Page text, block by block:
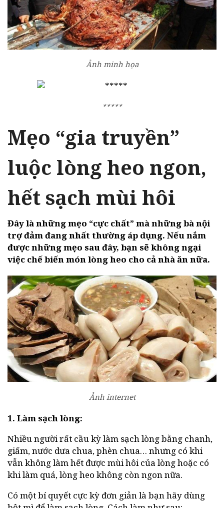
Ảnh minh họa
*****
Mẹo “gia truyền”
luộc lòng heo ngon,
hết sạch mùi hôi
Đây là những mẹo “cực chất” mà những bà nội
trợ đảm đang nhất thường áp dụng. Nếu nắm
được những mẹo sau đây, bạn sẽ không ngại
việc chế biến món lòng heo cho cả nhà ăn nữa.
Ảnh internet
1. Làm sạch lòng:
Nhiều người rất cầu kỳ làm sạch lòng bằng chanh,
giấm, nước dưa chua, phèn chua… nhưng có khi
vẫn không làm hết được mùi hôi của lòng hoặc có
khi làm quá, lòng heo không còn ngon nữa.
Có một bí quyết cực kỳ đơn giản là bạn hãy dùng